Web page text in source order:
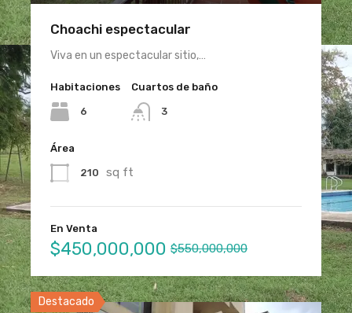
Choachi espectacular
Viva en un espectacular sitio,…
Habitaciones
6
Cuartos de baño
3
Área
210 sq ft
En Venta
$450,000,000 $550,000,000
Destacado